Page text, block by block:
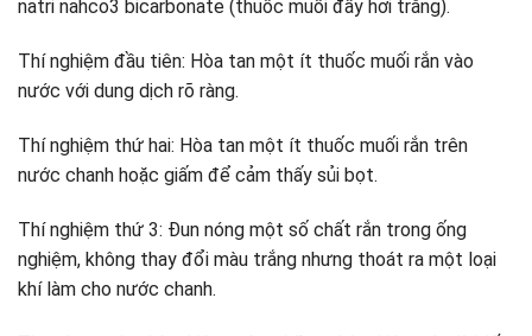
natri nahco3 bicarbonate (thuốc muối đầy hơi trắng).
Thí nghiệm đầu tiên: Hòa tan một ít thuốc muối rắn vào
nước với dung dịch rõ ràng.
Thí nghiệm thứ hai: Hòa tan một ít thuốc muối rắn trên
nước chanh hoặc giấm để cảm thấy sủi bọt.
Thí nghiệm thứ 3: Đun nóng một số chất rắn trong ống
nghiệm, không thay đổi màu trắng nhưng thoát ra một loại
khí làm cho nước chanh.